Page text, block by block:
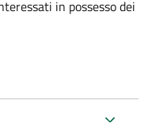
in possesso dei